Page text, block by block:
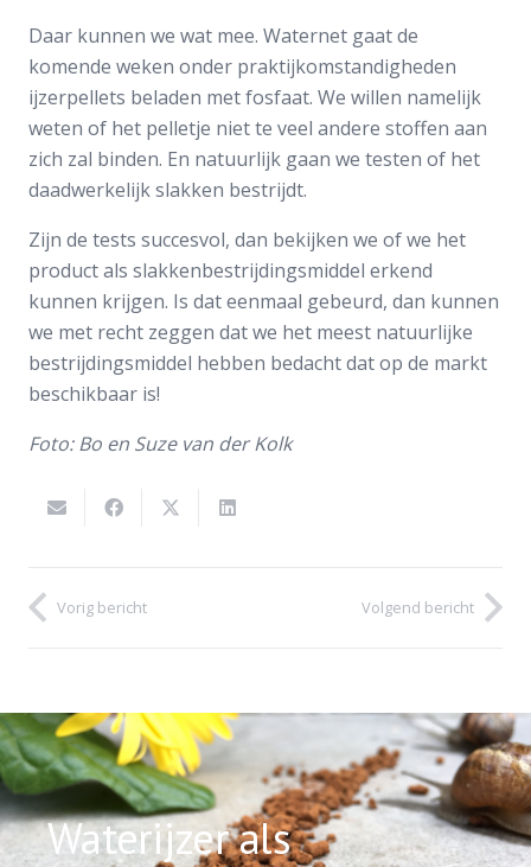
Daar kunnen we wat mee. Waternet gaat de
komende weken onder praktijkomstandigheden
ijzerpellets beladen met fosfaat. We willen namelijk
weten of het pelletje niet te veel andere stoffen aan
zich zal binden. En natuurlijk gaan we testen of het
daadwerkelijk slakken bestrijdt.
Zijn de tests succesvol, dan bekijken we of we het
product als slakkenbestrijdingsmiddel erkend
kunnen krijgen. Is dat eenmaal gebeurd, dan kunnen
we met recht zeggen dat we het meest natuurlijke
bestrijdingsmiddel hebben bedacht dat op de markt
beschikbaar is!
Foto: Bo en Suze van der Kolk
Vorig bericht Volgend bericht
Waterijzer als